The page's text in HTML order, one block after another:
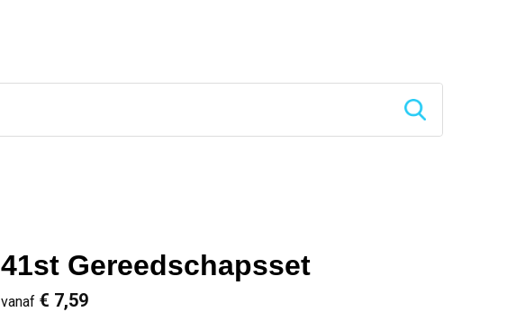
41st Gereedschapsset
vanaf € 7,59